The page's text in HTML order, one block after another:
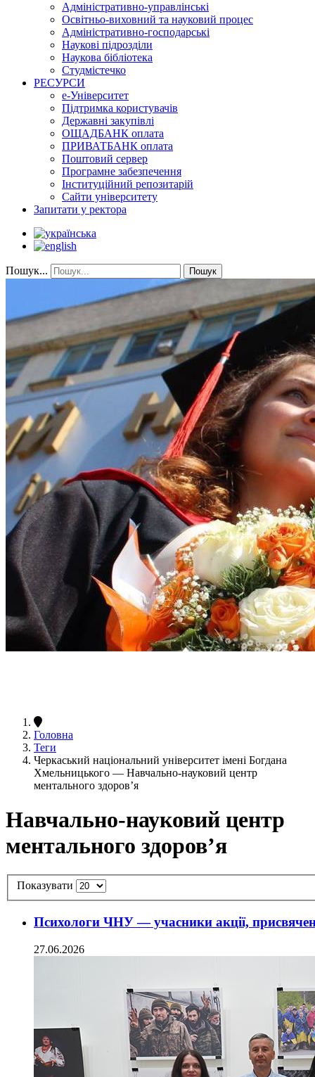
Адміністративно-управлінські
Освітньо-виховний та науковий процес
Адміністративно-господарські
Наукові підрозділи
Наукова бібліотека
Студмістечко
РЕСУРСИ
е-Університет
Підтримка користувачів
Державні закупівлі
ОЩАДБАНК оплата
ПРИВАТБАНК оплата
Поштовий сервер
Програмне забезпечення
Інституційний репозитарій
Сайти університету
Запитати у ректора
Пошук... Пошук
Головна
Теги
Черкаський національний університет імені Богдана
Хмельницького — Навчально-науковий центр
ментального здоров’я
Навчально-науковий центр
ментального здоров’я
Показувати
Психологи ЧНУ — учасники акції,
27.06.2026